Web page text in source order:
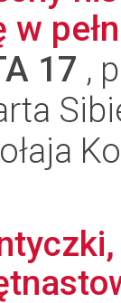
w
17 ,